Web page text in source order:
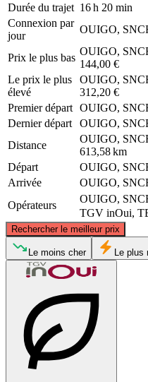
Durée du trajet 16 h 20 min
Connexion par
jour
OUIGO,
Prix ​​le plus bas
OUIGO,
144,00 €
Le prix le plus
élevé
OUIGO,
312,20 €
Premier départ OUIGO,
Dernier départ
OUIGO,
Distance
OUIGO,
613,58 km
Départ
OUIGO,
Arrivée
OUIGO,
Opérateurs
OUIGO,
TGV inOui,
Rechercher le meilleur prix
Poitiers
Le moins cher Le plus